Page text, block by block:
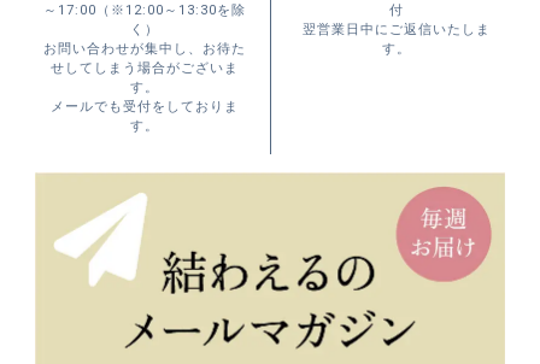
～17:00（※12:00～13:30を除
く）
お問い合わせが集中し、お待た
せしてしまう場合がございま
す。
メールでも受付をしておりま
す。
付
翌営業日中にご返信いたしま
す。